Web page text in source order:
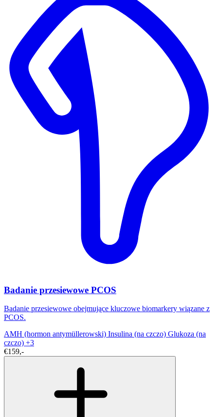
Badanie przesiewowe PCOS
Badanie przesiewowe obejmujące kluczowe biomarkery wiązane z
PCOS.
AMH (hormon antymüllerowski) Insulina (na czczo) Glukoza (na
czczo) +3
€159,-